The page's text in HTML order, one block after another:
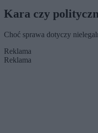
Kara czy
Choć sprawa dotyczy
Reklama
Reklama